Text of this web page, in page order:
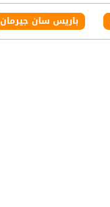
باريس سان جيرمان